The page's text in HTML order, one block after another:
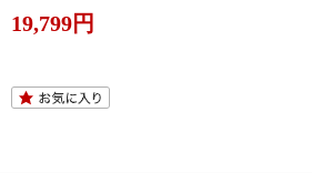
19,799円